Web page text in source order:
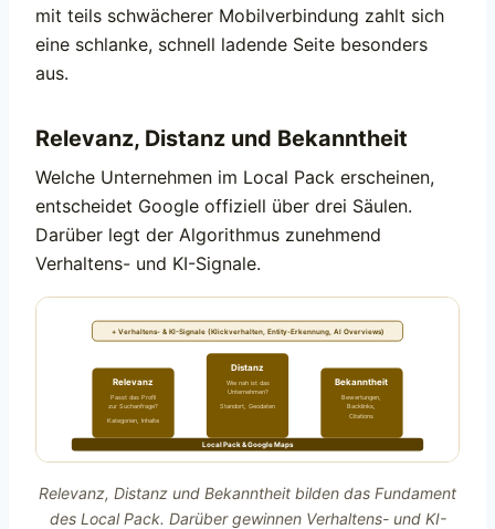
mit teils schwächerer Mobilverbindung zahlt sich
eine schlanke, schnell ladende Seite besonders
aus.
Relevanz, Distanz und Bekanntheit
Welche Unternehmen im Local Pack erscheinen,
entscheidet Google offiziell über drei Säulen.
Darüber legt der Algorithmus zunehmend
Verhaltens- und KI-Signale.
Local Pack & Google Maps
Relevanz
Passt das Profil
zur Suchanfrage?
Kategorien, Inhalte
Distanz
Wie nah ist das
Unternehmen?
Standort, Geodaten
Bekanntheit
Bewertungen,
Backlinks,
Citations
+ Verhaltens- & KI-Signale (Klickverhalten, Entity-Erkennung, AI Overviews)
Relevanz, Distanz und Bekanntheit bilden das Fundament
des Local Pack. Darüber gewinnen Verhaltens- und KI-